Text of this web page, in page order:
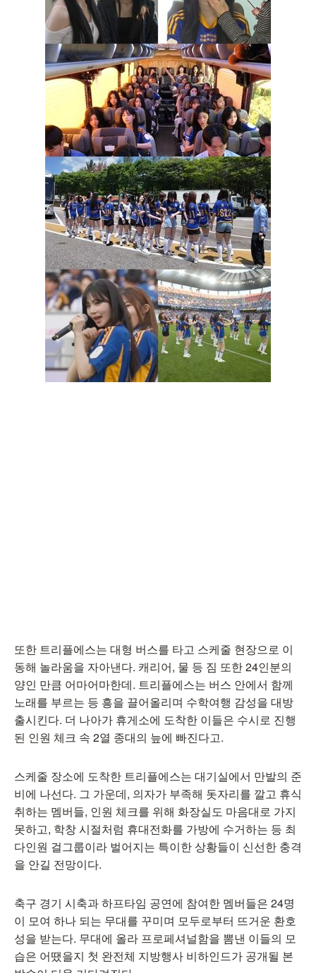
또한 트리플에스는 대형 버스를 타고 스케줄 현장으로 이
동해 놀라움을 자아낸다. 캐리어, 물 등 짐 또한 24인분의
양인 만큼 어마어마한데. 트리플에스는 버스 안에서 함께
노래를 부르는 등 흥을 끌어올리며 수학여행 감성을 대방
출시킨다. 더 나아가 휴게소에 도착한 이들은 수시로 진행
된 인원 체크 속 2열 종대의 늪에 빠진다고.
스케줄 장소에 도착한 트리플에스는 대기실에서 만발의 준
비에 나선다. 그 가운데, 의자가 부족해 돗자리를 깔고 휴식
취하는 멤버들, 인원 체크를 위해 화장실도 마음대로 가지
못하고, 학창 시절처럼 휴대전화를 가방에 수거하는 등 최
다인원 걸그룹이라 벌어지는 특이한 상황들이 신선한 충격
을 안길 전망이다.
축구 경기 시축과 하프타임 공연에 참여한 멤버들은 24명
이 모여 하나 되는 무대를 꾸미며 모두로부터 뜨거운 환호
성을 받는다. 무대에 올라 프로페셔널함을 뽐낸 이들의 모
습은 어땠을지 첫 완전체 지방행사 비하인드가 공개될 본